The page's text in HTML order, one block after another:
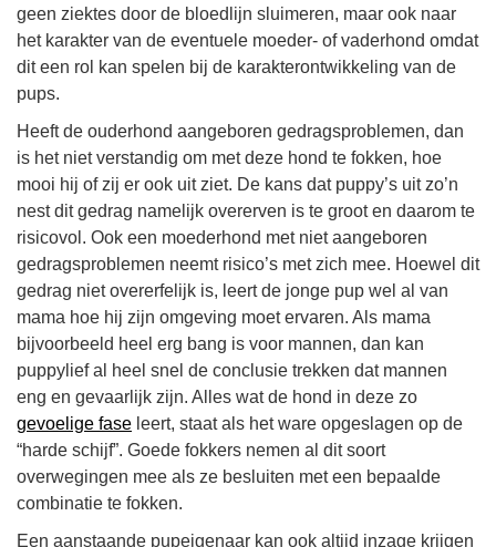
geen ziektes door de bloedlijn sluimeren, maar ook naar
het karakter van de eventuele moeder- of vaderhond omdat
dit een rol kan spelen bij de karakterontwikkeling van de
pups.
Heeft de ouderhond aangeboren gedragsproblemen, dan
is het niet verstandig om met deze hond te fokken, hoe
mooi hij of zij er ook uit ziet. De kans dat puppy’s uit zo’n
nest dit gedrag namelijk overerven is te groot en daarom te
risicovol. Ook een moederhond met niet aangeboren
gedragsproblemen neemt risico’s met zich mee. Hoewel dit
gedrag niet overerfelijk is, leert de jonge pup wel al van
mama hoe hij zijn omgeving moet ervaren. Als mama
bijvoorbeeld heel erg bang is voor mannen, dan kan
puppylief al heel snel de conclusie trekken dat mannen
eng en gevaarlijk zijn. Alles wat de hond in deze zo
gevoelige fase leert, staat als het ware opgeslagen op de
“harde schijf”. Goede fokkers nemen al dit soort
overwegingen mee als ze besluiten met een bepaalde
combinatie te fokken.
Een aanstaande pupeigenaar kan ook altijd inzage krijgen